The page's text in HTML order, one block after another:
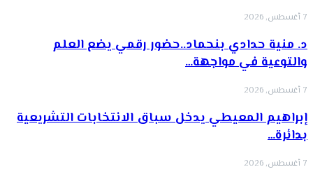
7 أغسطس, 2026
د. منية حدادي بنحماد..حضور رقمي يضع العلم
والتوعية في مواجهة…
7 أغسطس, 2026
إبراهيم المعيطي يدخل سباق الانتخابات التشريعية
بدائرة…
7 أغسطس, 2026